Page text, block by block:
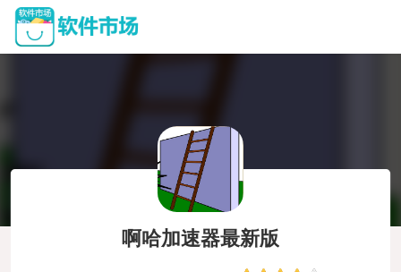
啊哈加速器最新版